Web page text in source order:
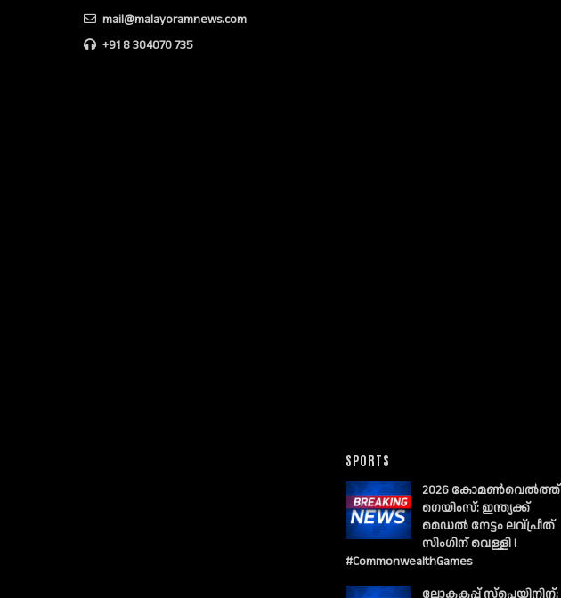
mail@malayoramnews.com
+91 8 304070 735
SPORTS
2026 കോമൺവെൽത്ത്
ഗെയിംസ്: ഇന്ത്യക്ക്
മെഡൽ നേട്ടം ലവ്പ്രീത്
സിംഗിന് വെള്ളി !
#CommonwealthGames
ലോകകപ്പ് സ്പെയിനിന്;